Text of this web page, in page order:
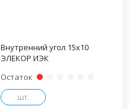
Внутренний угол 15х10
ЭЛЕКОР ИЭК
Остаток
шт.